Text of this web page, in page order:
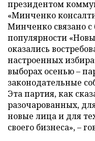
президентом
«Минченко
Минченко связано
популярности
оказались
настроенных
выборах осенью –
законодательные
Эта партия, как
разочарованных,
новые лица и для
своего бизнеса», –